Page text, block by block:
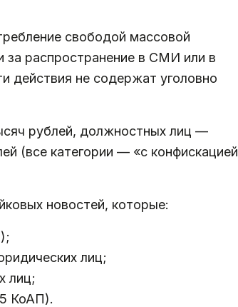
свободой массовой
за распространение в СМИ или в
действия не содержат уголовно
рублей, должностных лиц —
(все категории — «с конфискацией
новостей, которые:
лиц;
лиц;
КоАП).